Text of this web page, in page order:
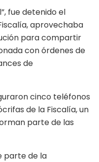
fue detenido el
aprovechaba
para compartir
con órdenes de
de
cinco teléfonos
de la Fiscalía, un
parte de las
parte de la